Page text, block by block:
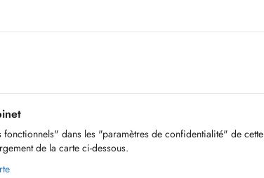
dans les "paramètres de confidentialité" de cette
de la carte ci-dessous.